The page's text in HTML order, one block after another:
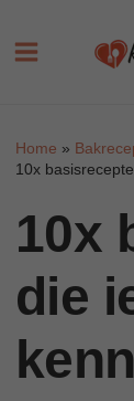
Home
10x
10x
die